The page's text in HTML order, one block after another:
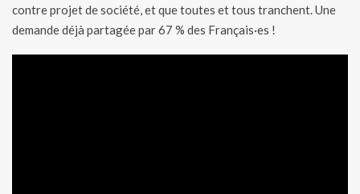
contre projet de société, et que toutes et tous tranchent. Une
demande déjà partagée par 67 % des Français·es !